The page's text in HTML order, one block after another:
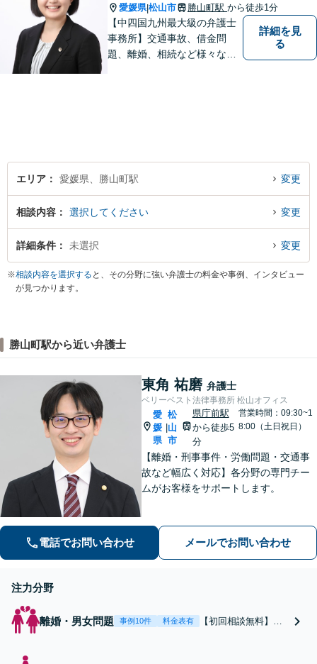
愛媛県|松山市 勝山町駅 から徒歩1分
【中四国九州最大級の弁護士
事務所】交通事故、借金問
題、離婚、相続など様々な問
詳細を見
る
エリア 愛媛県、勝山町駅 変更
相談内容 選択してください 変更
詳細条件 未選択 変更
※相談内容を選択する と、その分野に強い弁護士の料金や事例、インタビュー
が見つかります。
勝山町駅から近い弁護士
東角 祐磨 弁護士
ベリーベスト法律事務所 松山オフィス
愛
媛
県
松
山
市
県庁前駅
から徒歩5
分
営業時間：09:30~1
8:00（土日祝日）
【離婚・刑事事件・労働問題・交通事
故など幅広く対応】各分野の専門チー
ムがお客様をサポートします。
電話でお問い合わせ メールでお問い合わせ
注力分野
離婚・男女問題 事例10件 料金表有
【初回相談無料】あ